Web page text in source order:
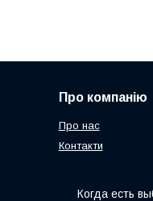
Про компанію
Про нас
Контакти
Когда есть